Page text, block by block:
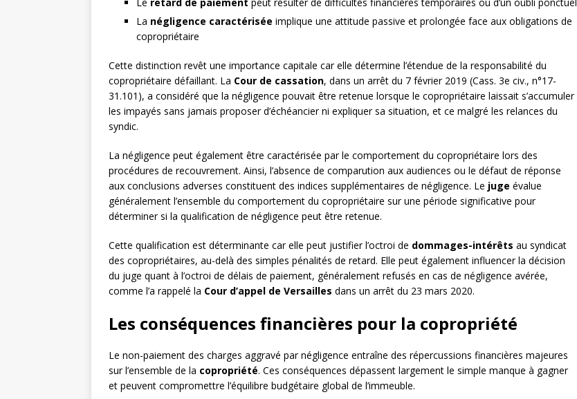
La négligence caractérisée implique une attitude passive et prolongée face aux obligations de
copropriétaire
Cette distinction revêt une importance capitale car elle détermine l’étendue de la responsabilité du
copropriétaire défaillant. La Cour de cassation, dans un arrêt du 7 février 2019 (Cass. 3e civ., n°17-
31.101), a considéré que la négligence pouvait être retenue lorsque le copropriétaire laissait s’accumuler
les impayés sans jamais proposer d’échéancier ni expliquer sa situation, et ce malgré les relances du
syndic.
La négligence peut également être caractérisée par le comportement du copropriétaire lors des
procédures de recouvrement. Ainsi, l’absence de comparution aux audiences ou le défaut de réponse
aux conclusions adverses constituent des indices supplémentaires de négligence. Le juge évalue
généralement l’ensemble du comportement du copropriétaire sur une période significative pour
déterminer si la qualification de négligence peut être retenue.
Cette qualification est déterminante car elle peut justifier l’octroi de dommages-intérêts au syndicat
des copropriétaires, au-delà des simples pénalités de retard. Elle peut également influencer la décision
du juge quant à l’octroi de délais de paiement, généralement refusés en cas de négligence avérée,
comme l’a rappelé la Cour d’appel de Versailles dans un arrêt du 23 mars 2020.
Les conséquences financières pour la copropriété
Le non-paiement des charges aggravé par négligence entraîne des répercussions financières majeures
sur l’ensemble de la copropriété. Ces conséquences dépassent largement le simple manque à gagner
et peuvent compromettre l’équilibre budgétaire global de l’immeuble.